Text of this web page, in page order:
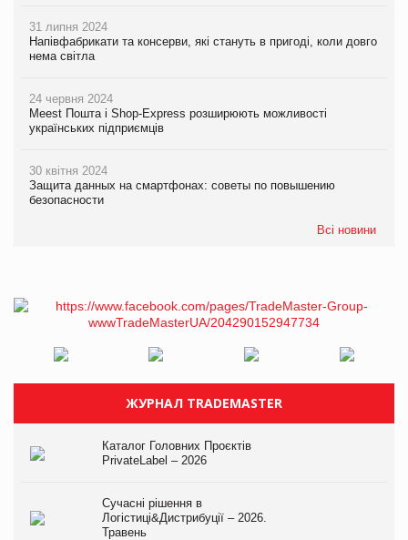
31 липня 2024
Напівфабрикати та консерви, які стануть в пригоді, коли довго
нема світла
24 червня 2024
Meest Пошта і Shop-Express розширюють можливості
українських підприємців
30 квітня 2024
Защита данных на смартфонах: советы по повышению
безопасности
Всі новини
ЖУРНАЛ TRADEMASTER
Каталог Головних Проєктів
PrivateLabel – 2026
Сучасні рішення в
Логістиці&Дистрибуції – 2026.
Травень